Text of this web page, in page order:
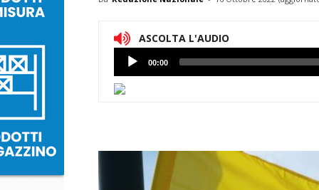
ASCOLTA L'AUDIO
Lettore
Audio
00:00